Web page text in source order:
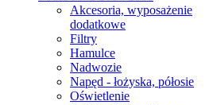
Akcesoria, wyposażenie
dodatkowe
Filtry
Hamulce
Nadwozie
Napęd - łożyska, półosie
Oświetlenie